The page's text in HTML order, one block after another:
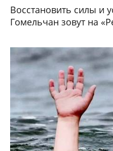
Восстановить силы и
Гомельчан зовут на